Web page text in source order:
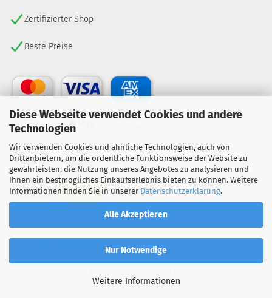
Diese Webseite verwendet Cookies und andere
Technologien
Wir verwenden Cookies und ähnliche Technologien, auch von
Drittanbietern, um die ordentliche Funktionsweise der Website zu
gewährleisten, die Nutzung unseres Angebotes zu analysieren und
Ihnen ein bestmögliches Einkaufserlebnis bieten zu können. Weitere
Informationen finden Sie in unserer Datenschutzerklärung.
Alle Akzeptieren
Nur Notwendige
Weitere Informationen
Zertifizierter Shop
Beste Preise
VERTRAG WIDERRUFEN